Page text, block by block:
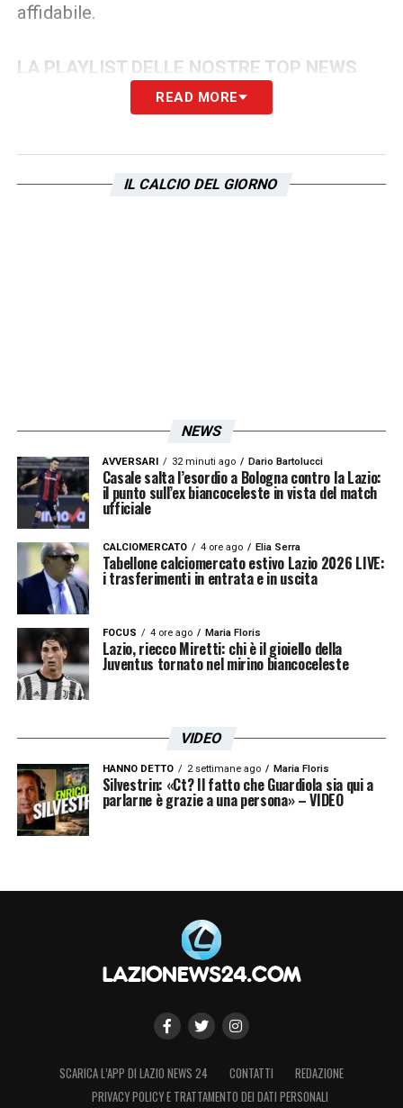
affidabile.
LA PLAYLIST DELLE NOSTRE TOP NEWS
READ MORE
IL CALCIO DEL GIORNO
NEWS
AVVERSARI 32 minuti ago Dario Bartolucci
Casale salta l’esordio a Bologna contro la Lazio:
il punto sull’ex biancoceleste in vista del match
ufficiale
CALCIOMERCATO 4 ore ago Elia Serra
Tabellone calciomercato estivo Lazio 2026 LIVE:
i trasferimenti in entrata e in uscita
FOCUS 4 ore ago Maria Floris
Lazio, riecco Miretti: chi è il gioiello della
Juventus tornato nel mirino biancoceleste
VIDEO
HANNO DETTO 2 settimane ago Maria Floris
Silvestrin: «Ct? Il fatto che Guardiola sia qui a
parlarne è grazie a una persona» – VIDEO
SCARICA L’APP DI LAZIO NEWS 24 CONTATTI
REDAZIONE
PRIVACY POLICY E TRATTAMENTO DEI DATI PERSONALI